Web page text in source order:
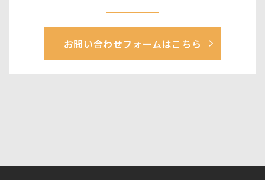
お問い合わせフォームはこちら